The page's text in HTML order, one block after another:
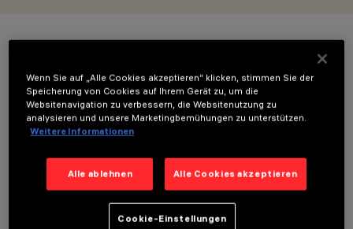
TECHNISCHE DATEN
LETZTES UPDATE: 01.08.2026
Wenn Sie auf „Alle Cookies akzeptieren“ klicken, stimmen Sie der
Speicherung von Cookies auf Ihrem Gerät zu, um die
Websitenavigation zu verbessern, die Websitenutzung zu
analysieren und unsere Marketingbemühungen zu unterstützen.
Weitere Informationen
Alle ablehnen Alle Cookies akzeptieren
Cookie-Einstellungen